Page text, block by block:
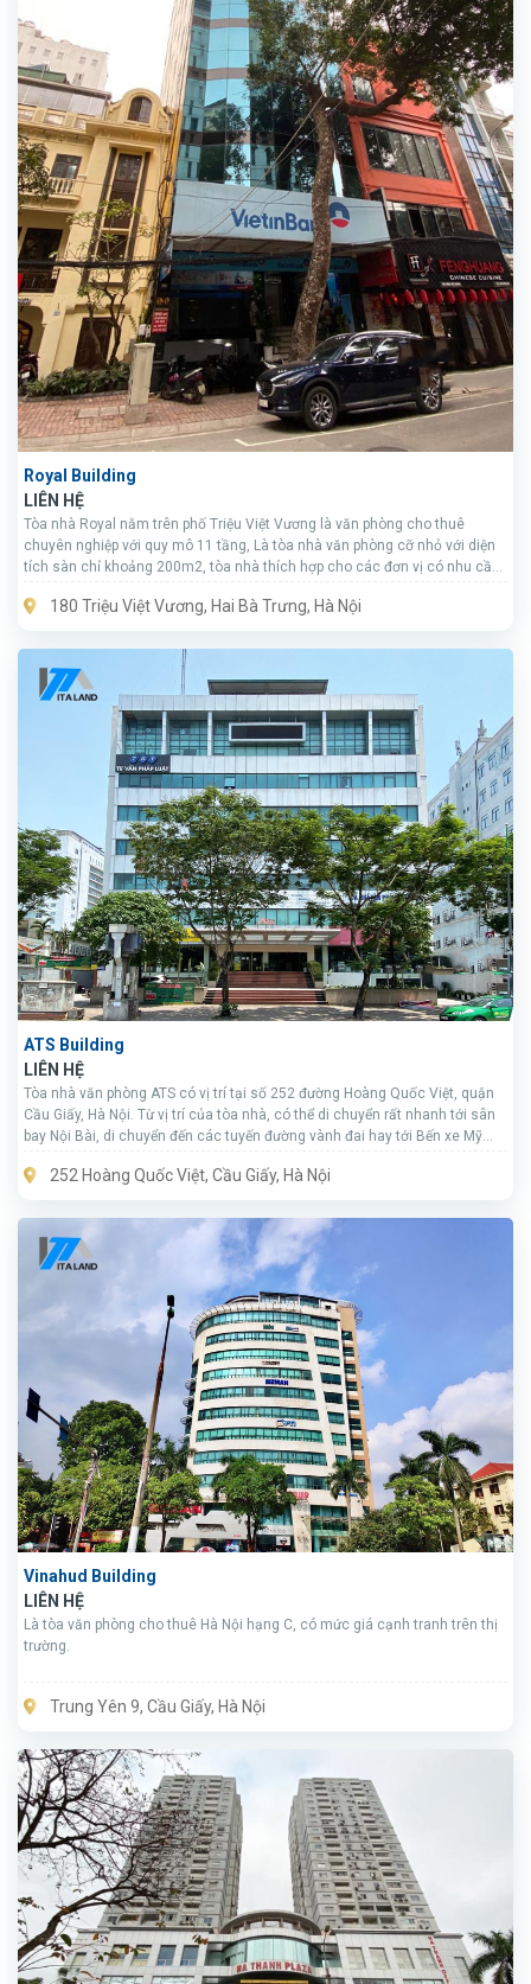
Royal Building
LIÊN HỆ
Tòa nhà Royal nằm trên phố Triệu Việt Vương là văn phòng cho thuê
chuyên nghiệp với quy mô 11 tầng, Là tòa nhà văn phòng cỡ nhỏ với diện
tích sàn chỉ khoảng 200m2, tòa nhà thích hợp cho các đơn vị có nhu cầu
180 Triệu Việt Vương, Hai Bà Trưng, Hà Nội
ATS Building
LIÊN HỆ
Tòa nhà văn phòng ATS có vị trí tại số 252 đường Hoàng Quốc Việt, quận
Cầu Giấy, Hà Nội. Từ vị trí của tòa nhà, có thể di chuyển rất nhanh tới sân
bay Nội Bài, di chuyển đến các tuyến đường vành đai hay tới Bến xe Mỹ
252 Hoàng Quốc Việt, Cầu Giấy, Hà Nội
Vinahud Building
LIÊN HỆ
Là tòa văn phòng cho thuê Hà Nội hạng C, có mức giá cạnh tranh trên thị
trường.
Trung Yên 9, Cầu Giấy, Hà Nội